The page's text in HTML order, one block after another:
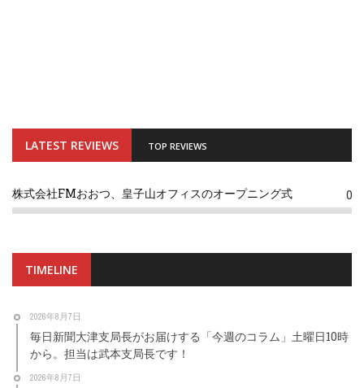
LATEST REVIEWS TOP REVIEWS
株式会社FMおおつ、皇子山オフィスのオープニング式 0
TIMELINE
2026年8月7日
毎日新聞大津支局長がお届けする「今週のコラム」土曜日10時
から。担当は武本支局長です！
2026年8月7日